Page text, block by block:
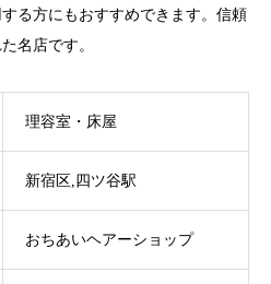
る方にもおすすめできます。信頼
名店です。
理容室・床屋
新宿区,四ツ谷駅
おちあいヘアーショップ